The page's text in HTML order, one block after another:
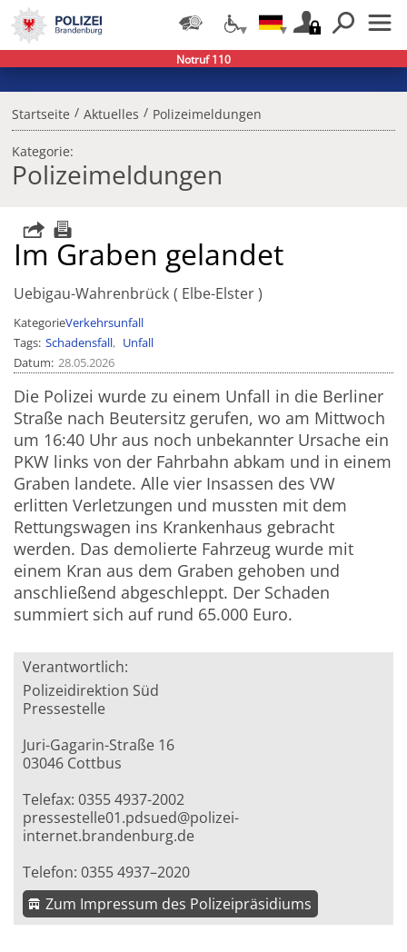
Startseite / Aktuelles / Polizeimeldungen
Kategorie:
Polizeimeldungen
Im Graben gelandet
Uebigau-Wahrenbrück Elbe-Elster
KategorieVerkehrsunfall
Tags Schadensfall
Unfall
Datum 28.05.2026
Die Polizei wurde zu einem Unfall in die Berliner
Straße nach Beutersitz gerufen, wo am Mittwoch
um 16:40 Uhr aus noch unbekannter Ursache ein
PKW links von der Fahrbahn abkam und in einem
Graben landete. Alle vier Insassen des VW
erlitten Verletzungen und mussten mit dem
Rettungswagen ins Krankenhaus gebracht
werden. Das demolierte Fahrzeug wurde mit
einem Kran aus dem Graben gehoben und
anschließend abgeschleppt. Der Schaden
summiert sich auf rund 65.000 Euro.
Verantwortlich:
Polizeidirektion Süd
Pressestelle
Juri-Gagarin-Straße 16
03046 Cottbus
Telefax: 0355 4937-2002
pressestelle01.pdsued@polizei-
internet.brandenburg.de
Telefon: 0355 4937–2020
Zum Impressum des Polizeipräsidiums
Notruf 110